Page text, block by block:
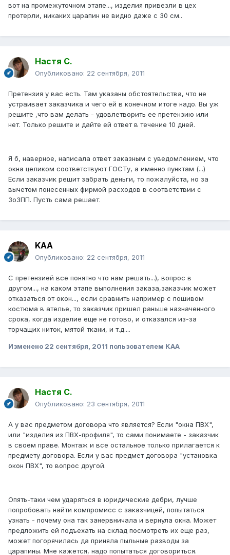
вот на промежуточном этапе..., изделия привезли в цех
протерли, никаких царапин не видно даже с 30 см..
Настя С.
Опубликовано: 22 сентября, 2011
Претензия у вас есть. Там указаны обстоятельства, что не
устраивает заказчика и чего ей в конечном итоге надо. Вы уж
решите ,что вам делать - удовлетворить ее претензию или
нет. Только решите и дайте ей ответ в течение 10 дней.
Я б, наверное, написала ответ заказным с уведомлением, что
окна целиком соответствуют ГОСТу, а именно пунктам (...)
Если заказчик решит забрать деньги, то пожалуйста, но за
вычетом понесенных фирмой расходов в соответствии с
ЗоЗПП. Пусть сама решает.
KAA
Опубликовано: 22 сентября, 2011
С претензией все понятно что нам решать...), вопрос в
другом..., на каком этапе выполнения заказа,заказчик может
отказаться от окон..., если сравнить например с пошивом
костюма в ателье, то заказчик пришел раньше назначенного
срока, когда изделие еще не готово, и отказался из-за
торчащих ниток, мятой ткани, и т.д....
Изменено 22 сентября, 2011 пользователем KAA
Настя С.
Опубликовано: 23 сентября, 2011
А у вас предметом договора что является? Если "окна ПВХ",
или "изделия из ПВХ-профиля", то сами понимаете - заказчик
в своем праве. Монтаж и все остальное только прилагается к
предмету договора. Если у вас предмет договора "установка
окон ПВХ", то вопрос другой.
Опять-таки чем ударяться в юридические дебри, лучше
попробовать найти компромисс с заказчицей, попытаться
узнать - почему она так занервничала и вернула окна. Может
предложить ей подъехать на склад посмотреть их еще раз,
может погорячилась да приняла пыльные разводы за
царапины. Мне кажется, надо попытаться договориться.